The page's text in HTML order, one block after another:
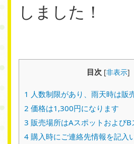
しました！
目次 [非表示]
1 人数制限があり、雨天時は販
2 価格は1,300円になります
3 販売場所はAスポットおよび
4 購入時にご連絡先情報を記入